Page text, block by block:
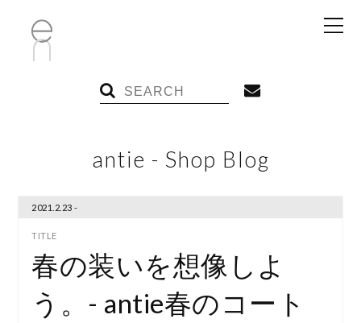
antie - Shop Blog
2021.2.23 -
春の装いを想像しよ
う。- antie春のコート